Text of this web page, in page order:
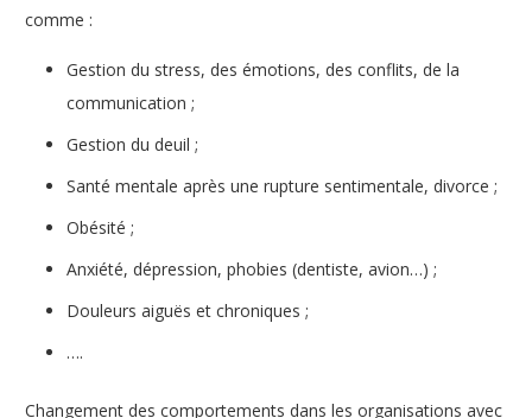
comme :
Gestion du stress, des émotions, des conflits, de la
communication ;
Gestion du deuil ;
Santé mentale après une rupture sentimentale, divorce ;
Obésité ;
Anxiété, dépression, phobies (dentiste, avion…) ;
Douleurs aiguës et chroniques ;
….
Changement des comportements dans les organisations avec